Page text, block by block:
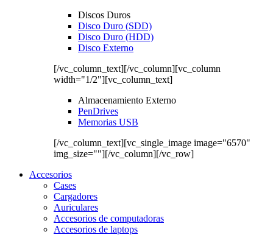
Discos Duros
Disco Duro (SDD)
Disco Duro (HDD)
Disco Externo
[/vc_column_text][/vc_column][vc_column
width="1/2"][vc_column_text]
Almacenamiento Externo
PenDrives
Memorias USB
[/vc_column_text][vc_single_image image="6570"
img_size=""][/vc_column][/vc_row]
Accesorios
Cases
Cargadores
Auriculares
Accesorios de computadoras
Accesorios de laptops